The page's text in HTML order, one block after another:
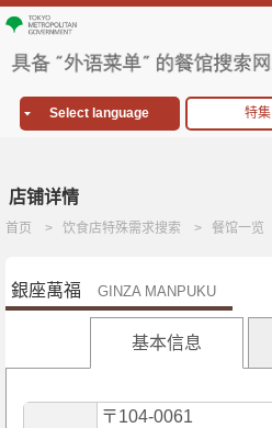
Select language 特集
店铺详情
首页 饮食店特殊需求搜索 餐馆一览
銀座萬福 GINZA MANPUKU
基本信息
〒104-0061